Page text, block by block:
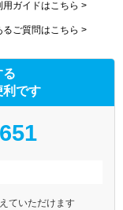
ガイドはこちら >
るご質問はこちら >
る
利です
ていただけます